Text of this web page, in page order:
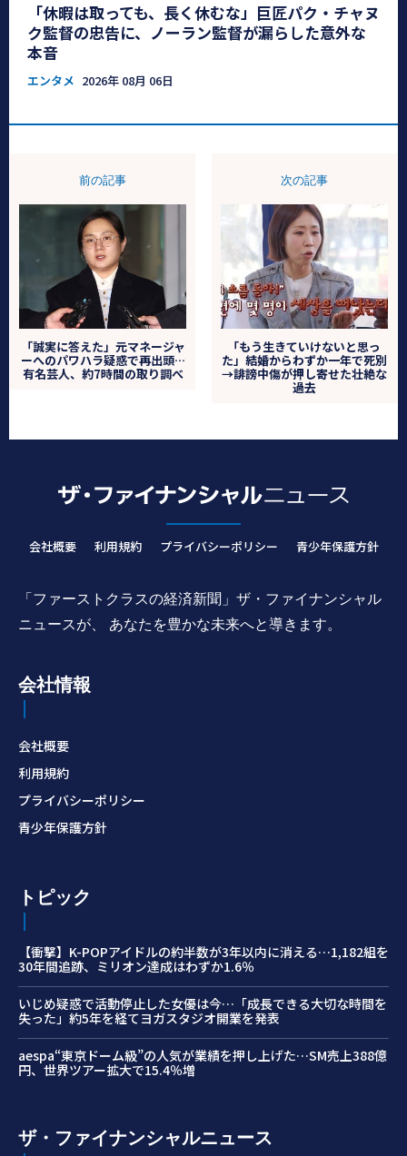
「休暇は取っても、長く休むな」巨匠パク・チャヌ
ク監督の忠告に、ノーラン監督が漏らした意外な
本音
エンタメ 2026年 08月 06日
前の記事
「誠実に答えた」元マネージャ
ーへのパワハラ疑惑で再出頭…
有名芸人、約7時間の取り調べ
次の記事
「もう生きていけないと思っ
た」結婚からわずか一年で死別
→誹謗中傷が押し寄せた壮絶な
過去
会社概要 利用規約 プライバシーポリシー 青少年保護方針
「ファーストクラスの経済新聞」ザ・ファイナンシャル
ニュースが、 あなたを豊かな未来へと導きます。
会社情報
会社概要
利用規約
プライバシーポリシー
青少年保護方針
トピック
【衝撃】K-POPアイドルの約半数が3年以内に消える…1,182組を
30年間追跡、ミリオン達成はわずか1.6％
いじめ疑惑で活動停止した女優は今…「成長できる大切な時間を
失った」約5年を経てヨガスタジオ開業を発表
aespa“東京ドーム級”の人気が業績を押し上げた…SM売上388億
円、世界ツアー拡大で15.4％増
ザ・ファイナンシャルニュース